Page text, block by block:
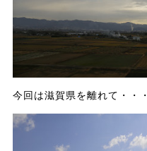
今回は滋賀県を離れて・・・